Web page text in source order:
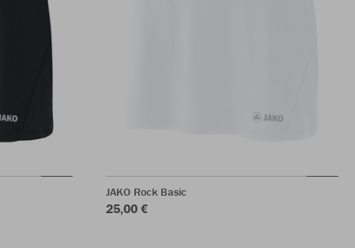
JAKO Rock Basic
25,00 €